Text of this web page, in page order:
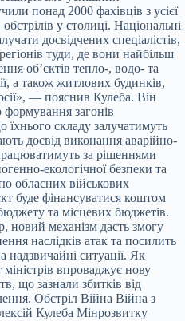
понад 2000 фахівців з усієї
обстрілів у столиці. Національні
досвідчених спеціалістів,
туди, де вони найбільш
об’єктів тепло-, водо- та
а також житлових будинків,
— пояснив Кулеба. Він
загонів
їхнього складу залучатимуть
досвід виконання аварійно-
за рішеннями
екологічної безпеки та
обласних військових
буде фінансуватися коштом
та місцевих бюджетів.
новий механізм дасть змогу
наслідків атак та посилить
надзвичайні ситуації. Як
впроваджує нову
що зазнали збитків від
Обстріл Війна Війна з
Кулеба Мінрозвитку